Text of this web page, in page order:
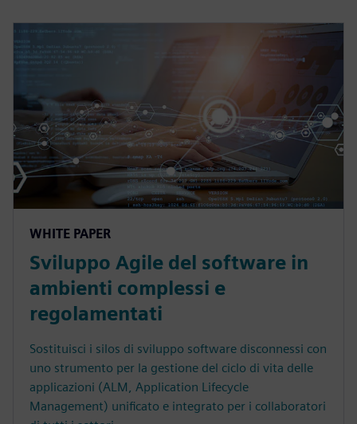
WHITE PAPER
Sviluppo Agile del software in
ambienti complessi e
regolamentati
Sostituisci i silos di sviluppo software disconnessi con
uno strumento per la gestione del ciclo di vita delle
applicazioni (ALM, Application Lifecycle
Management) unificato e integrato per i collaboratori